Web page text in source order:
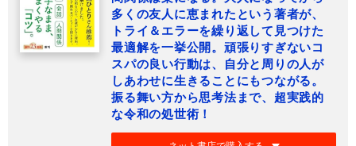
多くの友人に恵まれたという著者が、
トライ＆エラーを繰り返して見つけた
最適解を一挙公開。頑張りすぎないコ
スパの良い行動は、自分と周りの人が
しあわせに生きることにもつながる。
振る舞い方から思考法まで、超実践的
な令和の処世術！